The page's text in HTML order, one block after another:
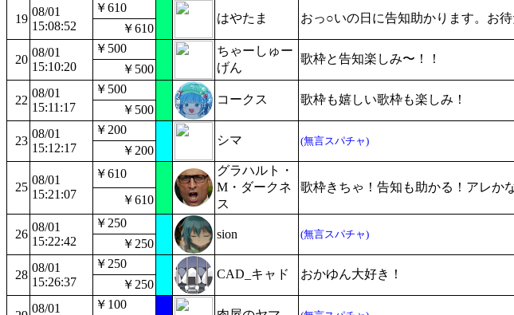
19
08/01
15:08:52
￥610
はやたま おっ○いの日に告知助かります。お
￥610
20
08/01
15:10:20
￥500
ちゃーしゅー
げん
歌枠と告知楽しみ〜！！
￥500
22
08/01
15:11:17
￥500
コークス 歌枠も嬉しい歌枠も楽しみ！
￥500
23
08/01
15:12:17
￥200
シマ (無言スパチャ)
￥200
25
08/01
15:21:07
￥610
グラハルト・
M・ダークネ
ス
歌枠きちゃ！告知も助かる！アレか
￥610
26
08/01
15:22:42
￥250
sion
(無言スパチャ)
￥250
28
08/01
15:26:37
￥250
CAD_キャド おかゆん大好き！
￥250
08/01
￥100